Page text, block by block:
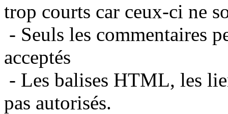
trop courts car ceux-ci ne
- Seuls les commentaires
acceptés
- Les balises HTML, les
pas autorisés.